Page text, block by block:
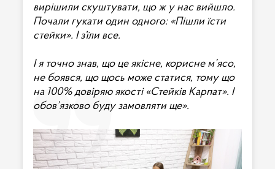
вирішили скуштувати, що ж у нас вийшло.
Почали гукати один одного: «‎Пішли їсти
стейки»‎. І з’їли все.
І я точно знав, що це якісне, корисне м’ясо,
не боявся, що щось може статися, тому що
на 100% довіряю якості «‎Стейків Карпат»‎. І
обов’язково буду замовляти ще»‎.